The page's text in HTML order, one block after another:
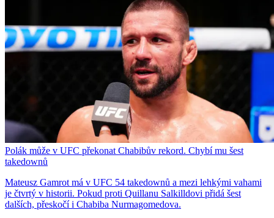
Polák může v UFC překonat Chabibův rekord. Chybí mu šest
takedownů
Mateusz Gamrot má v UFC 54 takedownů a mezi lehkými vahami
je čtvrtý v historii. Pokud proti Quillanu Salkilldovi přidá šest
dalších, přeskočí i Chabiba Nurmagomedova.